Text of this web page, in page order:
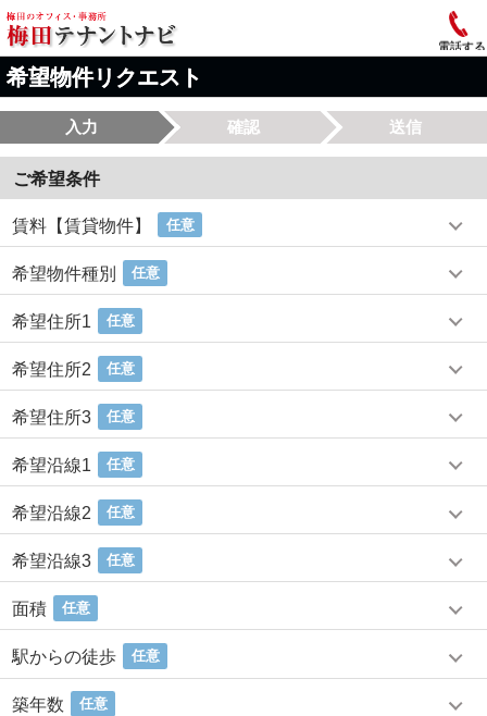
電話する
希望物件リクエスト
入力 確認 送信
ご希望条件
賃料【賃貸物件】 任意
希望物件種別 任意
希望住所1 任意
希望住所2 任意
希望住所3 任意
希望沿線1 任意
希望沿線2 任意
希望沿線3 任意
面積 任意
駅からの徒歩 任意
築年数 任意